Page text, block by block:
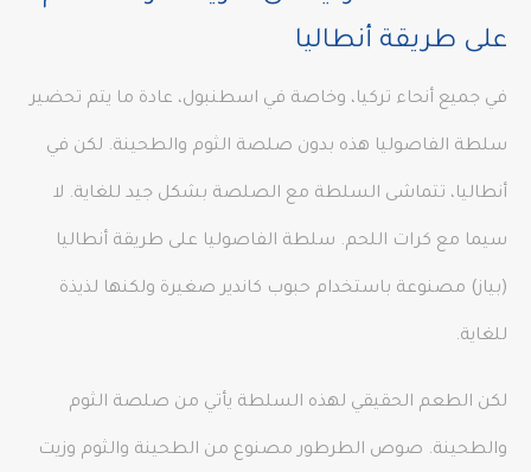
على طريقة أنطاليا
في جميع أنحاء تركيا، وخاصة في اسطنبول، عادة ما يتم تحضير
سلطة الفاصوليا هذه بدون صلصة الثوم والطحينة. لكن في
أنطاليا، تتماشى السلطة مع الصلصة بشكل جيد للغاية. لا
سيما مع كرات اللحم. سلطة الفاصوليا على طريقة أنطاليا
(بياز) مصنوعة باستخدام حبوب كاندير صغيرة ولكنها لذيذة
للغاية.
لكن الطعم الحقيقي لهذه السلطة يأتي من صلصة الثوم
والطحينة. صوص الطرطور مصنوع من الطحينة والثوم وزيت